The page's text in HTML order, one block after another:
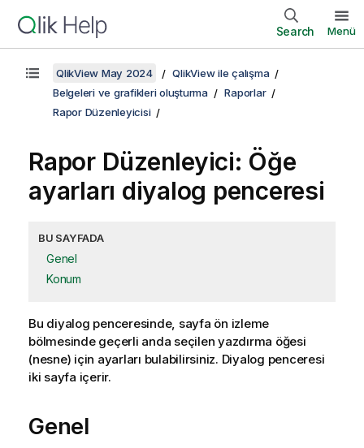
Search Menü
QlikView May 2024
QlikView ile çalışma
Belgeleri ve grafikleri oluşturma
Raporlar
Rapor Düzenleyicisi
Rapor Düzenleyici: Öğe
ayarları diyalog penceresi
BU SAYFADA
Genel
Konum
Bu diyalog penceresinde, sayfa ön izleme
bölmesinde geçerli anda seçilen yazdırma öğesi
(nesne) için ayarları bulabilirsiniz. Diyalog penceresi
iki sayfa içerir.
Genel